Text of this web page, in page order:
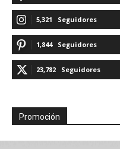
5,321 Seguidores
1,844 Seguidores
23,782 Seguidores
Promoción